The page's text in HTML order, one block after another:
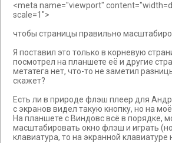
<meta name="viewport"
scale=1">
чтобы страницы правильно
Я поставил это только в корневую
посмотрел на планшете её и другие
метатега нет, что-то не заметил
скажет?
Есть ли в природе флэш плеер для
с экранов видел такую кнопку, но на
На планшете с Виндовс всё в порядке,
масштабировать окно флэш и играть
клавиатура, то на экранной клавиатуре